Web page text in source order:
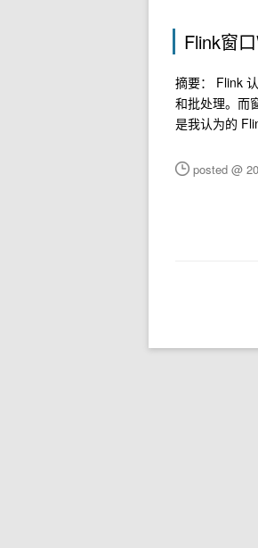
Flink窗
摘要： Flink
和批处理。而
是我认为的
posted @